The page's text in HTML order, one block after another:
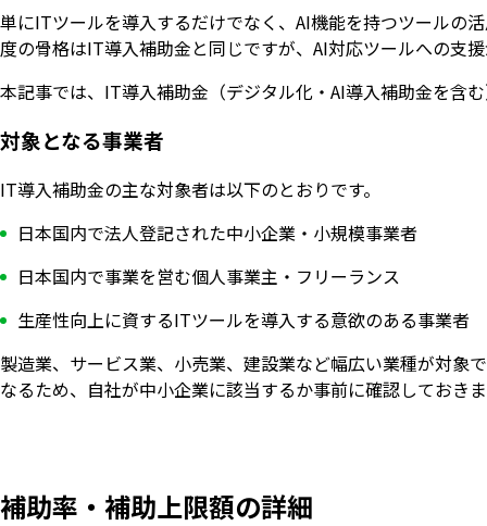
単にITツールを導入するだけでなく、AI機能を持つツールの
度の骨格はIT導入補助金と同じですが、AI対応ツールへの支
本記事では、IT導入補助金（デジタル化・AI導入補助金を含
対象となる事業者
IT導入補助金の主な対象者は以下のとおりです。
日本国内で法人登記された中小企業・小規模事業者
日本国内で事業を営む個人事業主・フリーランス
生産性向上に資するITツールを導入する意欲のある事業者
製造業、サービス業、小売業、建設業など幅広い業種が対象
なるため、自社が中小企業に該当するか事前に確認しておき
補助率・補助上限額の詳細